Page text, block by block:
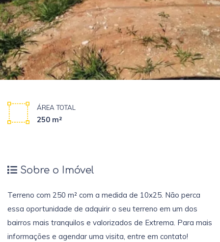
ÁREA TOTAL
250 m²
Sobre o Imóvel
Terreno com 250 m² com a medida de 10x25. Não perca
essa oportunidade de adquirir o seu terreno em um dos
bairros mais tranquilos e valorizados de Extrema. Para mais
informações e agendar uma visita, entre em contato!